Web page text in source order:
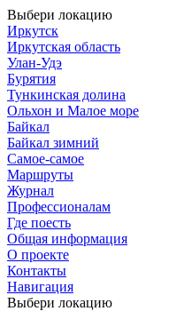
Выбери локацию
Иркутск
Иркутская область
Улан-Удэ
Бурятия
Тункинская долина
Ольхон и Малое море
Байкал
Байкал зимний
Самое-самое
Маршруты
Журнал
Профессионалам
Где поесть
Общая информация
О проекте
Контакты
Навигация
Выбери локацию